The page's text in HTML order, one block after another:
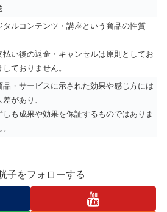
タルコンテンツ・講座という商品の性質
払い後の返金・キャンセルは原則としてお
しておりません。
品・サービスに示された効果や感じ方には
差があり、
しも成果や効果を保証するものではありま
子をフォローする